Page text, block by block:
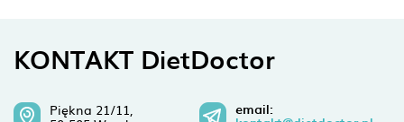
KONTAKT DietDoctor
Piękna 21/11,
email: